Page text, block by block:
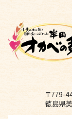
〒779-
徳島県